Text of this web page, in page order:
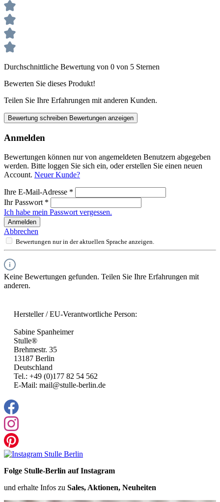
Durchschnittliche Bewertung von 0 von 5 Sternen
Bewerten Sie dieses Produkt!
Teilen Sie Ihre Erfahrungen mit anderen Kunden.
Bewertung schreiben Bewertungen anzeigen
Anmelden
Bewertungen können nur von angemeldeten Benutzern abgegeben
werden. Bitte loggen Sie sich ein, oder erstellen Sie einen neuen
Account. Neuer Kunde?
Ihre E-Mail-Adresse *
Ihr Passwort *
Ich habe mein Passwort vergessen.
Anmelden
Abbrechen
Bewertungen nur in der aktuellen Sprache anzeigen.
Keine Bewertungen gefunden. Teilen Sie Ihre Erfahrungen mit
anderen.
Hersteller / EU-Verantwortliche Person:
Sabine Spanheimer
Stulle®
Brehmestr. 35
13187 Berlin
Deutschland
Tel.: +49 (0)177 82 54 562
E-Mail: mail@stulle-berlin.de
Folge Stulle-Berlin auf Instagram
und erhalte Infos zu Sales, Aktionen, Neuheiten